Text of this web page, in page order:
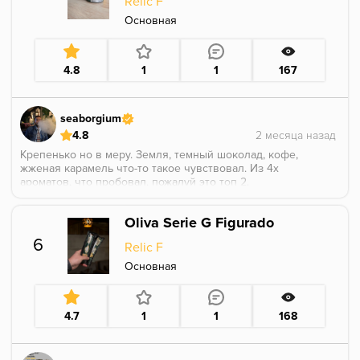
мякоть ,такой сладки сочный апельсин.
В целом данная сигара играет более многогранно и
более уходит в сладкий профиль. Сама сигара ,
куриться мягко ,крепость скорее 2,5 .
и чаша под б/а. Угли - 4x25 (курили на 3x25).
Разогревали без колпака ~10 минут.
Основная
4.8 1 1 167
seaborgium
4.8
Крепенько но в меру. Земля, темный шоколад, кофе,
жженая карамель что-то такое чувствовал. Из 4х
ароматов, что пробовал, пожалуй это топ 2.
6
Oliva Serie G Figurado
Relic F
Основная
4.7 1 1 168